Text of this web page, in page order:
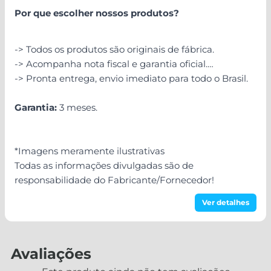
Ver detalhes
Por que escolher nossos produtos?
-> Todos os produtos são originais de fábrica.
-> Acompanha nota fiscal e garantia oficial.
-> Pronta entrega, envio imediato para todo o Brasil.
Garantia: 3 meses.
*Imagens meramente ilustrativas
Todas as informações divulgadas são de
responsabilidade do Fabricante/Fornecedor!
Avaliações